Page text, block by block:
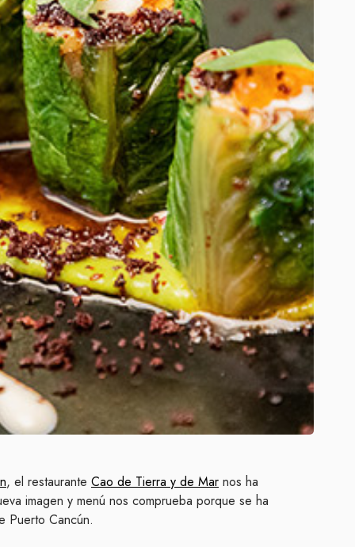
, el restaurante Cao de Tierra y de Mar nos ha
imagen y menú nos comprueba porque se ha
Puerto Cancún.